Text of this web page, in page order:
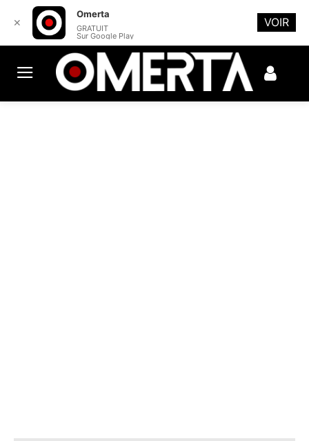
✕
Omerta
GRATUIT
Sur Google Play
VOIR